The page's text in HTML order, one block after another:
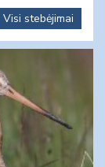
Visi stebėjimai